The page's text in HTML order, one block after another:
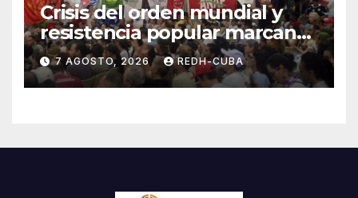
Crisis del orden mundial y
resistencia popular marcan
el inicio de la IV Asamblea
Continental de ALBA
Movimientos en Cuba
7 AGOSTO, 2026 REDH-CUBA